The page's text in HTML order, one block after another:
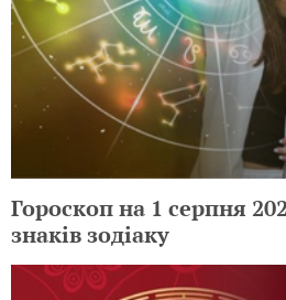
Гороскоп на 1 серпня
знаків зодіаку